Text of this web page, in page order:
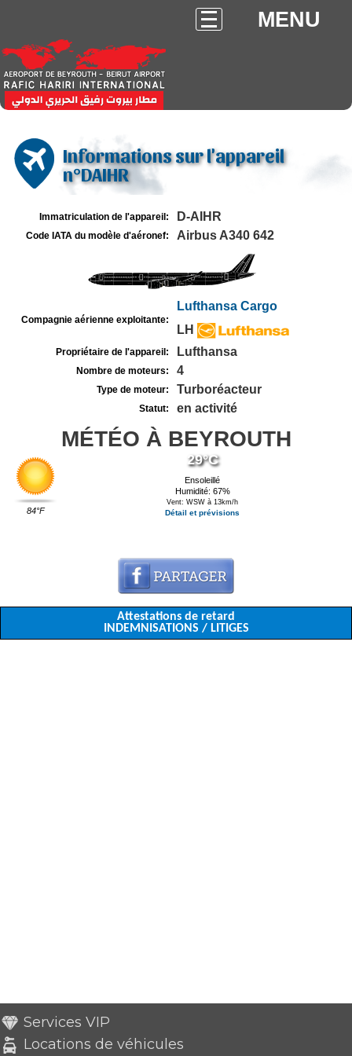
MENU
Informations sur l'appareil
n°DAIHR
Immatriculation de l'appareil: D-AIHR
Code IATA du modèle d'aéronef: Airbus A340 642
Compagnie aérienne exploitante:
Lufthansa Cargo
LH
Propriétaire de l'appareil: Lufthansa
Nombre de moteurs: 4
Type de moteur: Turboréacteur
Statut: en activité
MÉTÉO À BEYROUTH
84°F
29°C
Ensoleillé
Humidité: 67%
Vent: WSW à 13km/h
Détail et prévisions
Attestations de retard
INDEMNISATIONS / LITIGES
Services VIP
Locations de véhicules